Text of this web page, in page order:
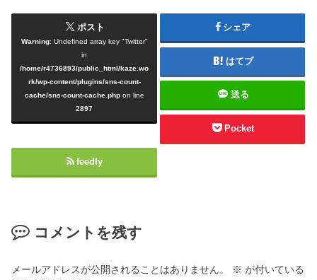
ポスト
Warning: Undefined array key "Twitter"
in
/home/r4736893/public_html/kaze.wo
rk/wp-content/plugins/sns-count-
cache/sns-count-cache.phpon line
2897
シェア
はてブ
送る
Pocket
feedly
コメントを残す
メールアドレスが公開されることはありません。 ※ が付いている